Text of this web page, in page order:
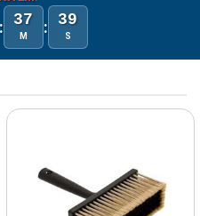
: 37
M : 39
S